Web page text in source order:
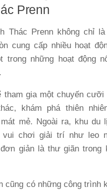
Prenn
Thác Prenn không chỉ
cung cấp nhiều hoạt
trong những hoạt động
tham gia một chuyến cưỡi
khám phá thiên
mẻ. Ngoài ra, khu du
vui chơi giải trí như leo
giản là thư giãn trong
cũng có những công trình